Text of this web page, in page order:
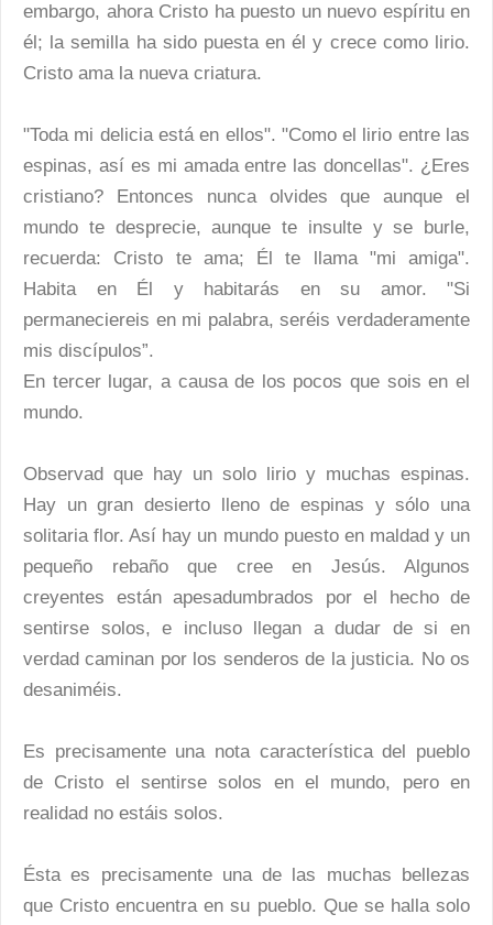
embargo, ahora Cristo ha puesto un nuevo espíritu en
él; la semilla ha sido puesta en él y crece como lirio.
Cristo ama la nueva criatura.
"Toda mi delicia está en ellos". "Como el lirio entre las
espinas, así es mi amada entre las doncellas". ¿Eres
cristiano? Entonces nunca olvides que aunque el
mundo te desprecie, aunque te insulte y se burle,
recuerda: Cristo te ama; Él te llama "mi amiga".
Habita en Él y habitarás en su amor. "Si
permaneciereis en mi palabra, seréis verdaderamente
mis discípulos”.
En tercer lugar, a causa de los pocos que sois en el
mundo.
Observad que hay un solo lirio y muchas espinas.
Hay un gran desierto lleno de espinas y sólo una
solitaria flor. Así hay un mundo puesto en maldad y un
pequeño rebaño que cree en Jesús. Algunos
creyentes están apesadumbrados por el hecho de
sentirse solos, e incluso llegan a dudar de si en
verdad caminan por los senderos de la justicia. No os
desaniméis.
Es precisamente una nota característica del pueblo
de Cristo el sentirse solos en el mundo, pero en
realidad no estáis solos.
Ésta es precisamente una de las muchas bellezas
que Cristo encuentra en su pueblo. Que se halla solo